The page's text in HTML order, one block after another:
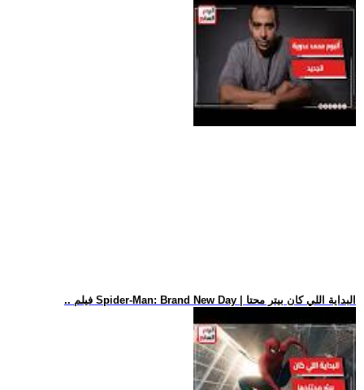
.. فيلم Spider-Man: Brand New Day | البداية اللي كان بيتر محتا